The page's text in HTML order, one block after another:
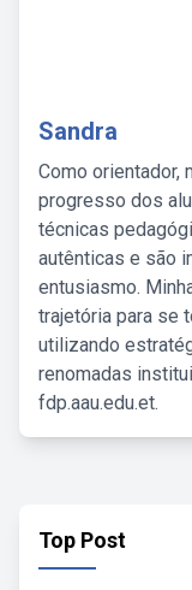
Sandra
Como orientador,
progresso dos
técnicas
autênticas e são
entusiasmo.
trajetória para se
utilizando
renomadas
fdp.aau.edu.et.
Top Post